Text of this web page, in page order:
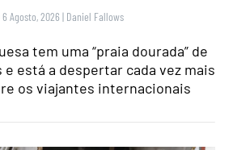
6 Agosto, 2026 | Daniel Fallows
tem uma “praia dourada” de
está a despertar cada vez mais
os viajantes internacionais